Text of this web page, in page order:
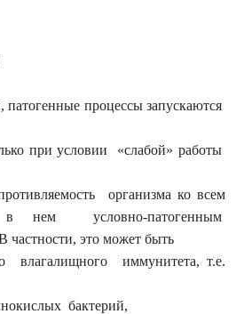
процессы запускаются
при условии «слабой» работы
организма ко всем
в нем условно-патогенным
частности, это может быть
влагалищного иммунитета, т.е.
бактерий,